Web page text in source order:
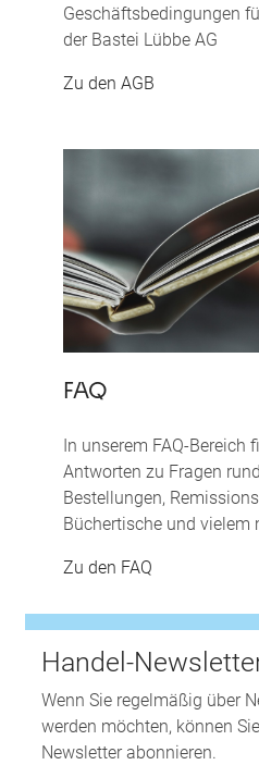
Geschäftsbedingungen
der Bastei Lübbe AG
Zu den AGB
FAQ
In unserem FAQ-Bereich
Antworten zu Fragen
Bestellungen,
Büchertische und vielem
Zu den FAQ
Handel-
Wenn Sie regelmäßig über
werden möchten, können
Newsletter abonnieren.